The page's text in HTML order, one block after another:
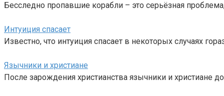
Бесследно пропавшие корабли – это серьёзная
Интуиция спасает
Известно, что интуиция спасает в некоторых случаях
Язычники и христиане
После зарождения христианства язычники и христиане